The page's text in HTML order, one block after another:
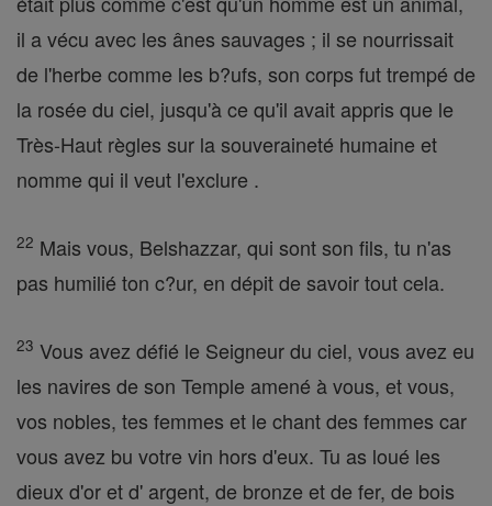
il a vécu avec les ânes sauvages ; il se nourrissait
de l'herbe comme les b?ufs, son corps fut trempé de
la rosée du ciel, jusqu'à ce qu'il avait appris que le
Très-Haut règles sur la souveraineté humaine et
nomme qui il veut l'exclure .
22 Mais vous, Belshazzar, qui sont son fils, tu n'as
pas humilié ton c?ur, en dépit de savoir tout cela.
23 Vous avez défié le Seigneur du ciel, vous avez eu
les navires de son Temple amené à vous, et vous,
vos nobles, tes femmes et le chant des femmes car
vous avez bu votre vin hors d'eux. Tu as loué les
dieux d'or et d' argent, de bronze et de fer, de bois